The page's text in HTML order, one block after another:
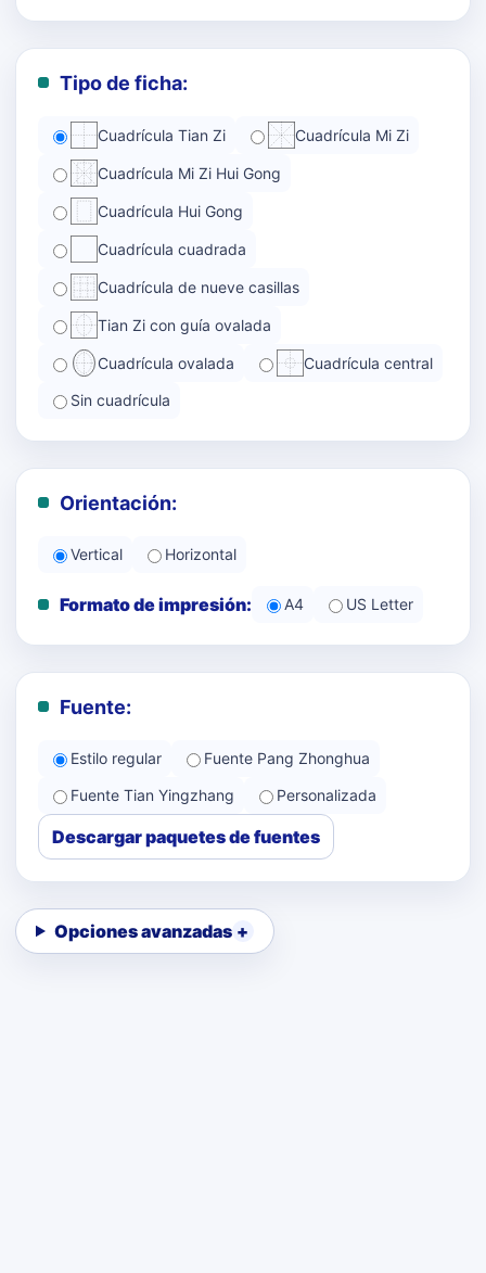
Tipo de ficha:
Cuadrícula Tian Zi Cuadrícula Mi Zi
Cuadrícula Mi Zi Hui Gong
Cuadrícula Hui Gong
Cuadrícula cuadrada
Cuadrícula de nueve casillas
Tian Zi con guía ovalada
Cuadrícula ovalada Cuadrícula central
Sin cuadrícula
Orientación:
Vertical Horizontal
Formato de impresión: A4 US Letter
Fuente:
Estilo regular
Fuente Pang Zhonghua
Fuente Tian Yingzhang
Personalizada
Descargar paquetes de fuentes
Opciones avanzadas